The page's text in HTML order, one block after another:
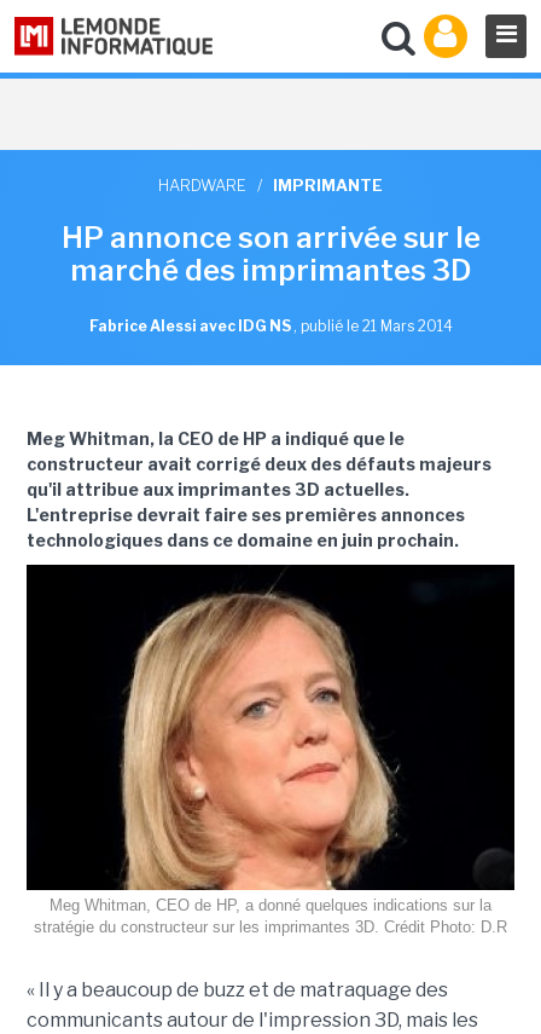
HARDWARE / IMPRIMANTE
HP annonce son arrivée sur le
marché des imprimantes 3D
Fabrice Alessi avec IDG NS , publié le 21 Mars 2014
Meg Whitman, la CEO de HP a indiqué que le
constructeur avait corrigé deux des défauts majeurs
qu'il attribue aux imprimantes 3D actuelles.
L'entreprise devrait faire ses premières annonces
technologiques dans ce domaine en juin prochain.
Meg Whitman, CEO de HP, a donné quelques indications sur la
stratégie du constructeur sur les imprimantes 3D. Crédit Photo: D.R
« Il y a beaucoup de buzz et de matraquage des
communicants autour de l'impression 3D, mais les